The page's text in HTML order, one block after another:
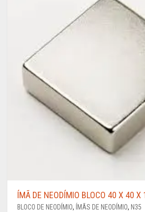
ÍMÃ DE NEODÍMIO BLOCO 40 X 40
BLOCO DE NEODÍMIO, ÍMÃS DE NEODÍMIO, N35